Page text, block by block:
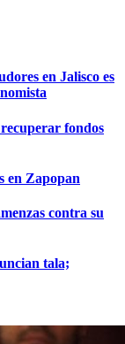
en Jalisco es
fondos
en Zapopan
contra su
tala;